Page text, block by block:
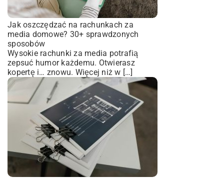
Jak oszczędzać na rachunkach za
media domowe? 30+ sprawdzonych
sposobów
Wysokie rachunki za media potrafią
zepsuć humor każdemu. Otwierasz
kopertę i… znowu. Więcej niż w […]